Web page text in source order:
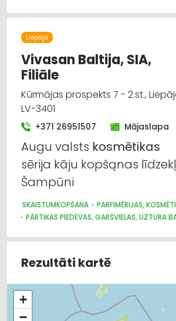
SŪKŅI, PUMPJI, VĀRSTI, VENTIĻI
SAIMNIECĪBAS PREČU TIRDZNIECĪBA
PĀRTIKAS PIEDEVAS, GARŠVIELAS, UZTURA
Liepāja
Vivasan Baltija, SIA,
Filiāle
Kūrmājas prospekts 7 - 2.st.,
LV-3401
+371 26951507 Mājaslapa
Augu valsts kosmētikas
sērija kāju kopšąnas
Šampūni
SKAISTUMKOPŠANA
PARFIMĒRIJAS,
PĀRTIKAS PIEDEVAS, GARŠVIELAS, UZTURA
Rezultāti kartē
+
−